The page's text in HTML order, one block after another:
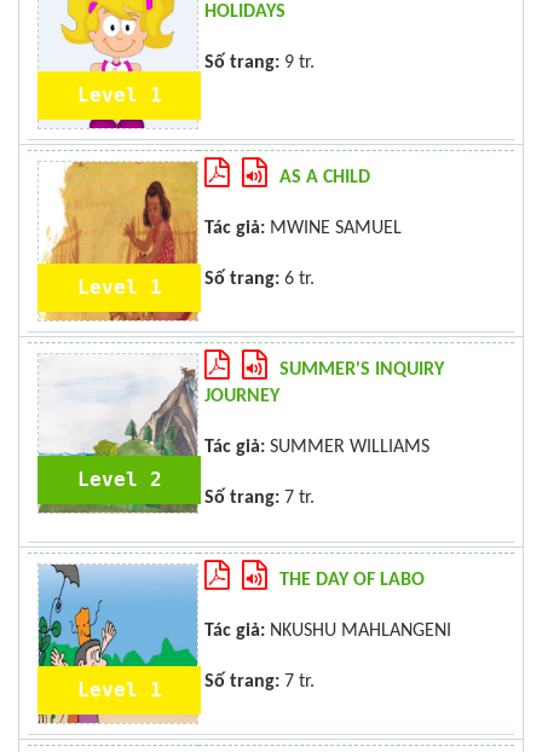
Level 1
HOLIDAYS
Số trang: 9 tr.
Level 1
AS A CHILD
Tác giả: MWINE SAMUEL
Số trang: 6 tr.
Level 2
SUMMER'S INQUIRY
JOURNEY
Tác giả: SUMMER WILLIAMS
Số trang: 7 tr.
Level 1
THE DAY OF LABO
Tác giả: NKUSHU MAHLANGENI
Số trang: 7 tr.